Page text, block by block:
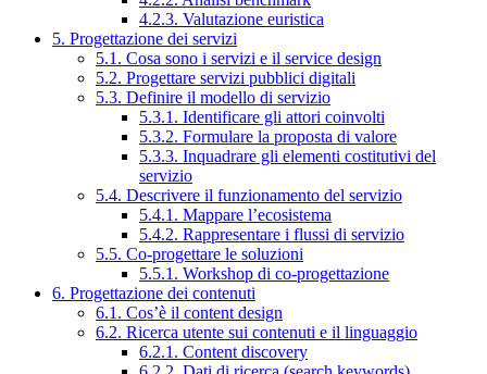
4.2.3. Valutazione euristica
5. Progettazione dei servizi
5.1. Cosa sono i servizi e il service design
5.2. Progettare servizi pubblici digitali
5.3. Definire il modello di servizio
5.3.1. Identificare gli attori coinvolti
5.3.2. Formulare la proposta di valore
5.3.3. Inquadrare gli elementi costitutivi del
servizio
5.4. Descrivere il funzionamento del servizio
5.4.1. Mappare l’ecosistema
5.4.2. Rappresentare i flussi di servizio
5.5. Co-progettare le soluzioni
5.5.1. Workshop di co-progettazione
6. Progettazione dei contenuti
6.1. Cos’è il content design
6.2. Ricerca utente sui contenuti e il linguaggio
6.2.1. Content discovery